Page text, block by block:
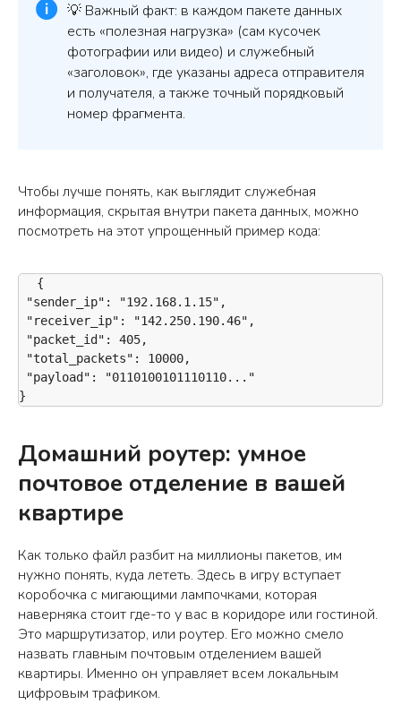
💡 Важный факт: в каждом пакете данных
есть «полезная нагрузка» (сам кусочек
фотографии или видео) и служебный
«заголовок», где указаны адреса отправителя
и получателя, а также точный порядковый
номер фрагмента.
Чтобы лучше понять, как выглядит служебная
информация, скрытая внутри пакета данных, можно
посмотреть на этот упрощенный пример кода:
{
"sender_ip": "192.168.1.15",
"receiver_ip": "142.250.190.46",
"packet_id": 405,
"total_packets": 10000,
"payload": "0110100101110110..."
}
Домашний роутер: умное
почтовое отделение в вашей
квартире
Как только файл разбит на миллионы пакетов, им
нужно понять, куда лететь. Здесь в игру вступает
коробочка с мигающими лампочками, которая
наверняка стоит где-то у вас в коридоре или гостиной.
Это маршрутизатор, или роутер. Его можно смело
назвать главным почтовым отделением вашей
квартиры. Именно он управляет всем локальным
цифровым трафиком.